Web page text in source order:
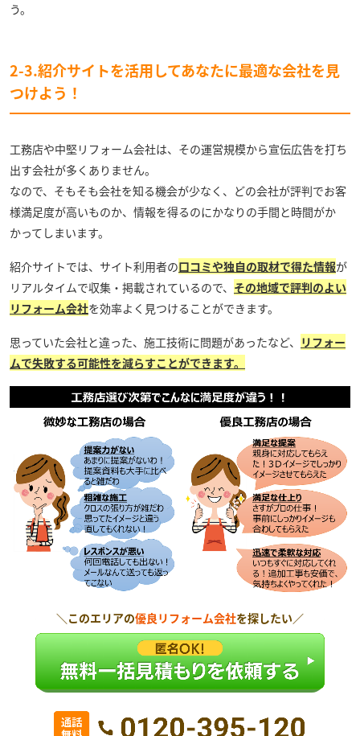
う。
2-3.紹介サイトを活用してあなたに最適な会社を見
つけよう！
工務店や中堅リフォーム会社は、その運営規模から宣伝広告を打ち
出す会社が多くありません。
なので、そもそも会社を知る機会が少なく、どの会社が評判でお客
様満足度が高いものか、情報を得るのにかなりの手間と時間がか
かってしまいます。
紹介サイトでは、サイト利用者の口コミや独自の取材で得た情報が
リアルタイムで収集・掲載されているので、 その地域で評判のよい
リフォーム会社を効率よく見つけることができます。
思っていた会社と違った、施工技術に問題があったなど、 リフォー
ムで失敗する可能性を減らすことができます。
＼このエリアの優良リフォーム会社を探したい／